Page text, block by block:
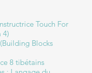
Touch For
4)
Blocks
8 tibétains